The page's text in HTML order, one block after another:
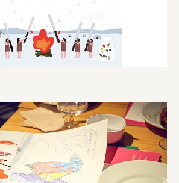
ラス
会
万匹
ント 日南市／設計・施工 株式会社乃
ゴ